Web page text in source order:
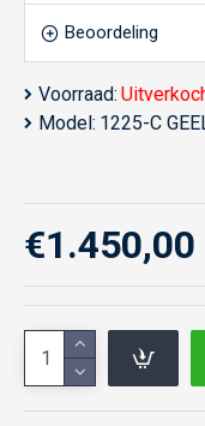
Beoordeling
Voorraad:
Model: 1225-C
€1.450,00